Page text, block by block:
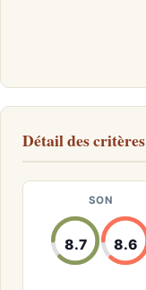
Détail des critères
SON
8.7 8.6